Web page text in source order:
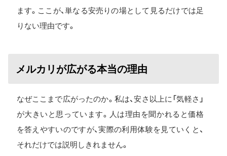
ます。ここが、単なる安売りの場として見るだけでは足
りない理由です。
メルカリが広がる本当の理由
なぜここまで広がったのか。私は、安さ以上に「気軽さ」
が大きいと思っています。人は理由を聞かれると価格
を答えやすいのですが、実際の利用体験を見ていくと、
それだけでは説明しきれません。